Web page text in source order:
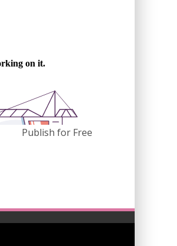
Publish for Free